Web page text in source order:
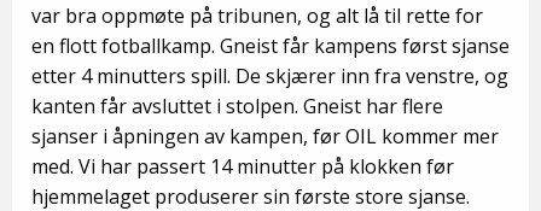
var bra oppmøte på tribunen, og alt lå til rette for
en flott fotballkamp. Gneist får kampens først sjanse
etter 4 minutters spill. De skjærer inn fra venstre, og
kanten får avsluttet i stolpen. Gneist har flere
sjanser i åpningen av kampen, før OIL kommer mer
med. Vi har passert 14 minutter på klokken før
hjemmelaget produserer sin første store sjanse.